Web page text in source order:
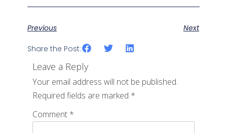
Previous Next
Share the Post:
Leave a Reply
Your email address will not be published.
Required fields are marked *
Comment *